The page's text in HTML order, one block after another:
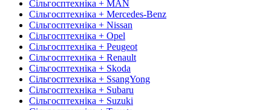
Сільгосптехніка + MAN
Сільгосптехніка + Mercedes-Benz
Сільгосптехніка + Nissan
Сільгосптехніка + Opel
Сільгосптехніка + Peugeot
Сільгосптехніка + Renault
Сільгосптехніка + Skoda
Сільгосптехніка + SsangYong
Сільгосптехніка + Subaru
Сільгосптехніка + Suzuki